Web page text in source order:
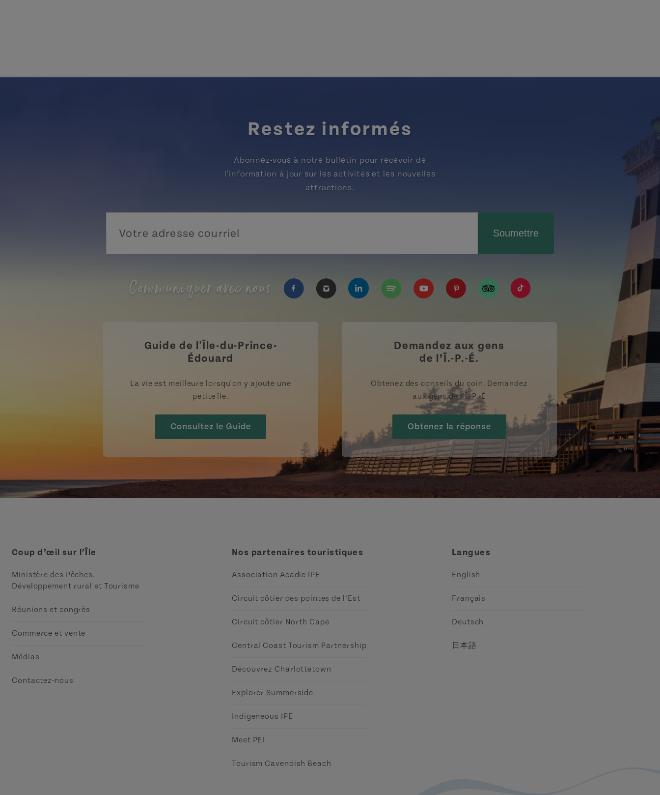
Restez informés
Abonnez-vous à notre bulletin pour recevoir de
l'information à jour sur les activités et les nouvelles
attractions.
Soumettre
Communiquer avec nous
https://www.pinterest.ca/tourismpei/_created/
https://www.tripadvisor.ca/Tourism-
https://www.tiktok.com/tag/
Guide de l'Île-du-Prince-
Édouard
La vie est meilleure lorsqu'on y ajoute une
petite île.
Consultez le Guide
Demandez aux gens
de l’Î.-P.-É.
Obtenez des conseils du coin. Demandez
aux gens de l’Î.-P.-É
Obtenez la réponse
Coup d’œil sur l’Île
Ministère des Pêches,
Développement rural et Tourisme
Réunions et congrès
Commerce et vente
Médias
Contactez-nous
Nos partenaires touristiques
Association Acadie IPE
Circuit côtier des pointes de l’Est
Circuit côtier North Cape
Central Coast Tourism Partnership
Découvrez Charlottetown
Explorer Summerside
Indigeneous IPE
Meet PEI
Tourism Cavendish Beach
Langues
English
Français
Deutsch
日本語